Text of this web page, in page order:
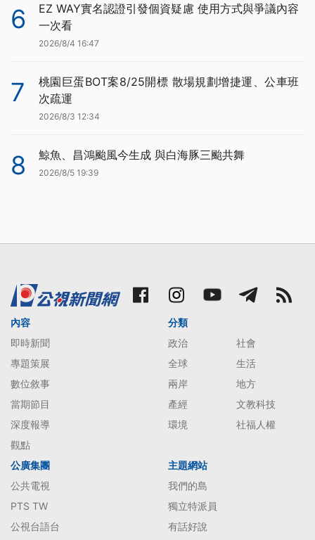
6
EZ WAY實名認證引發個資疑慮 使用方式與爭議內容
一次看
2026/8/4 16:47
7
桃園巨蛋BOT案8/25開標 散場規劃增捷運、公車班
次疏運
2026/8/3 12:34
8 鯨魚、昌鴻颱風今生成 與白海豚三颱共舞
2026/8/5 19:39
內容
即時新聞
專題策展
數位敘事
當期節目
深度報導
觀點
分類
政治
社會
全球
生活
兩岸
地方
產經
文教科技
環境
社福人權
公廣集團
公共電視
PTS TW
公視台語台
主題網站
我們的島
獨立特派員
有話好說